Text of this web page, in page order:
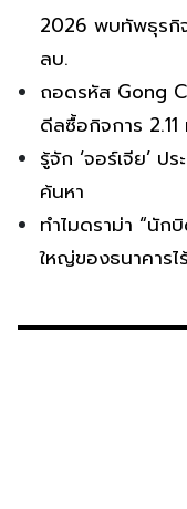
2026 พบทัพธุรกิ
ลบ.
ถอดรหัส Gong
ดีลซื้อกิจการ
รู้จัก ‘จอร์เจีย’ ป
ค้นหา
ทำไมดราม่า “นัก
ใหญ่ของธนาคารไ